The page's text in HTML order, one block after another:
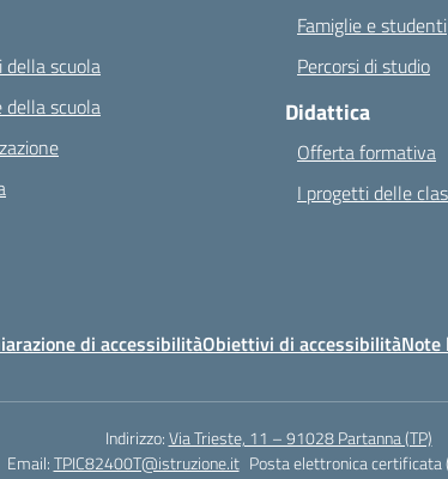
della scuola
della scuola
Famiglie e studenti
Percorsi di studio
Didattica
Offerta formativa
I progetti delle
di accessibilitàObiettivi di accessibilitàNote
Indirizzo:Via Trieste, 11 – 91028 Partanna (TP)
Email:TPIC82400T@istruzione.it Posta elettronica certificata